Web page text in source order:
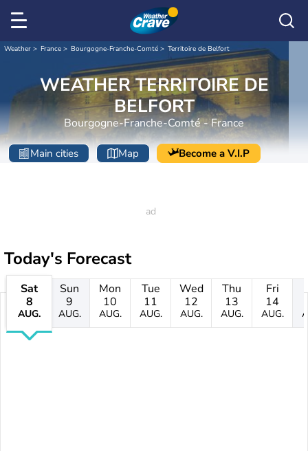
Weather France Bourgogne-Franche-Comté Territoire de Belfort
WEATHER TERRITOIRE DE
BELFORT
Bourgogne-Franche-Comté - France
Main cities Map Become a V.I.P
Today's Forecast
Sat
8
AUG.
Sun
9
AUG.
Mon
10
AUG.
Tue
11
AUG.
Wed
12
AUG.
Thu
13
AUG.
Fri
14
AUG.